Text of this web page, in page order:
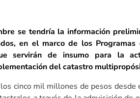
se tendría la información
en el marco de los Programas
servirán de insumo para la
del catastro
cinco mil millones de pesos